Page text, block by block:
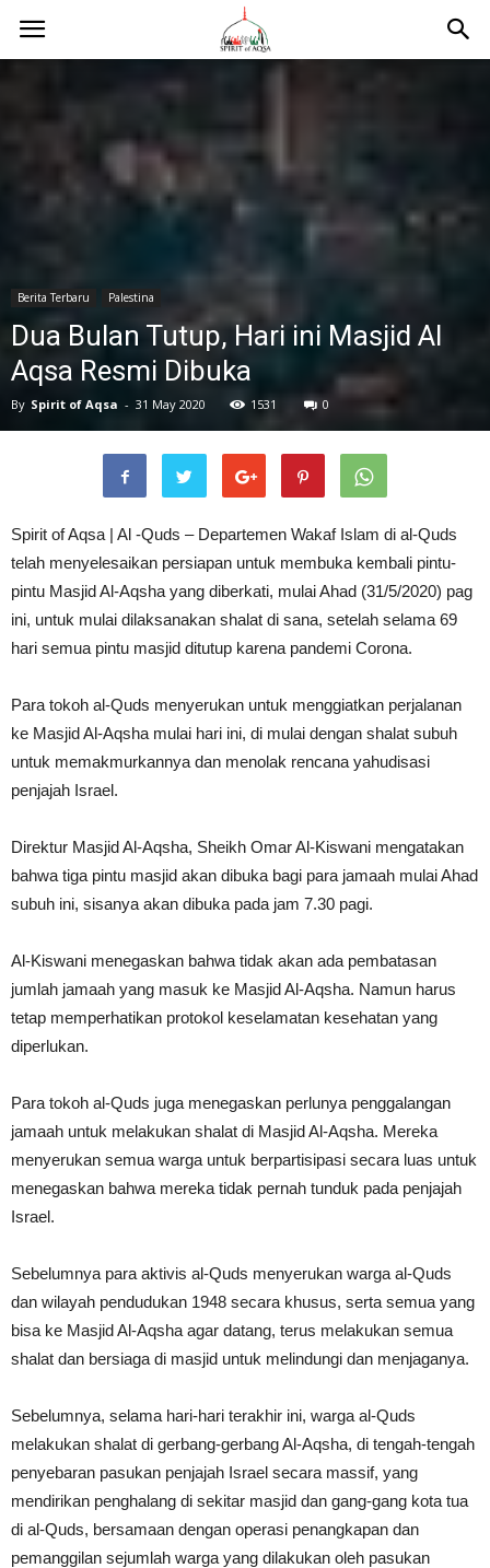
Berita Terbaru Palestina
Dua Bulan Tutup, Hari ini Masjid Al
Aqsa Resmi Dibuka
By Spirit of Aqsa - 31 May 2020 1531 0
Spirit of Aqsa | Al -Quds – Departemen Wakaf Islam di al-Quds
telah menyelesaikan persiapan untuk membuka kembali pintu-
pintu Masjid Al-Aqsha yang diberkati, mulai Ahad (31/5/2020) pag
ini, untuk mulai dilaksanakan shalat di sana, setelah selama 69
hari semua pintu masjid ditutup karena pandemi Corona.
Para tokoh al-Quds menyerukan untuk menggiatkan perjalanan
ke Masjid Al-Aqsha mulai hari ini, di mulai dengan shalat subuh
untuk memakmurkannya dan menolak rencana yahudisasi
penjajah Israel.
Direktur Masjid Al-Aqsha, Sheikh Omar Al-Kiswani mengatakan
bahwa tiga pintu masjid akan dibuka bagi para jamaah mulai Ahad
subuh ini, sisanya akan dibuka pada jam 7.30 pagi.
Al-Kiswani menegaskan bahwa tidak akan ada pembatasan
jumlah jamaah yang masuk ke Masjid Al-Aqsha. Namun harus
tetap memperhatikan protokol keselamatan kesehatan yang
diperlukan.
Para tokoh al-Quds juga menegaskan perlunya penggalangan
jamaah untuk melakukan shalat di Masjid Al-Aqsha. Mereka
menyerukan semua warga untuk berpartisipasi secara luas untuk
menegaskan bahwa mereka tidak pernah tunduk pada penjajah
Israel.
Sebelumnya para aktivis al-Quds menyerukan warga al-Quds
dan wilayah pendudukan 1948 secara khusus, serta semua yang
bisa ke Masjid Al-Aqsha agar datang, terus melakukan semua
shalat dan bersiaga di masjid untuk melindungi dan menjaganya.
Sebelumnya, selama hari-hari terakhir ini, warga al-Quds
melakukan shalat di gerbang-gerbang Al-Aqsha, di tengah-tengah
penyebaran pasukan penjajah Israel secara massif, yang
mendirikan penghalang di sekitar masjid dan gang-gang kota tua
di al-Quds, bersamaan dengan operasi penangkapan dan
pemanggilan sejumlah warga yang dilakukan oleh pasukan